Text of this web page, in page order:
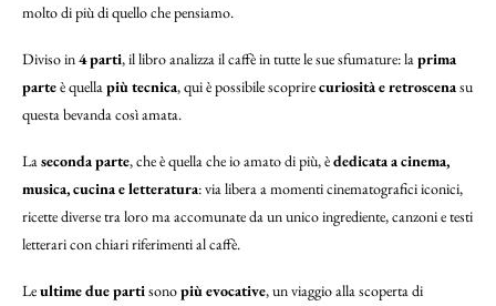
molto di più di quello che pensiamo.
Diviso in4 parti, il libro analizza il caffè in tutte le sue sfumature: laprima
parteè quellapiù tecnica, qui è possibile scoprirecuriosità e retroscenasu
questa bevanda così amata.
Laseconda parte, che è quella che io amato di più, èdedicata a cinema,
musica, cucina e letteratura: via libera a momenti cinematografici iconici,
ricette diverse tra loro ma accomunate da un unico ingrediente, canzoni e testi
letterari con chiari riferimenti al caffè.
Leultime due partisonopiù evocative, un viaggio alla scoperta di